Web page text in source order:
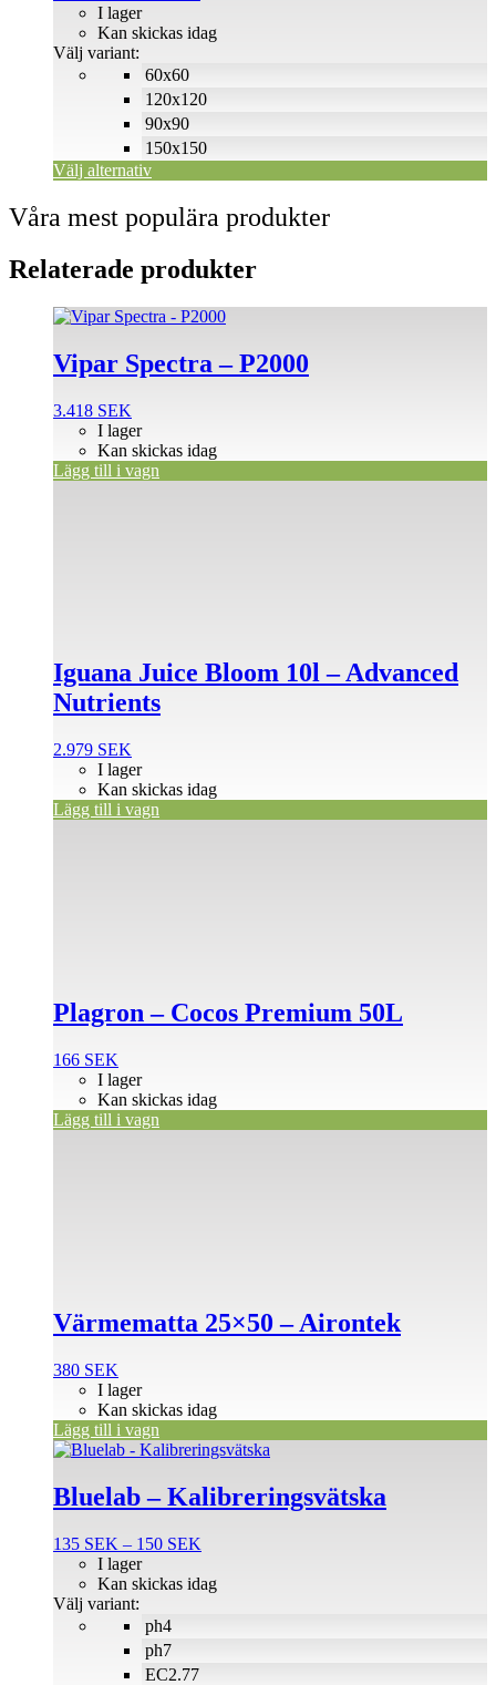
till
60x60
120x120
90x90
150x150
I lager
Kan skickas idag
Välj variant:
Välj alternativ
olika
alternativen
Våra mest populära produkter
Relaterade produkter
Vipar Spectra – P2000
3.418 SEK
I lager
Kan skickas idag
Lägg till i vagn
Iguana Juice Bloom 10l – Advanced
Nutrients
2.979 SEK
I lager
Kan skickas idag
Lägg till i vagn
Plagron – Cocos Premium 50L
166 SEK
I lager
Kan skickas idag
Lägg till i vagn
Värmematta 25×50 – Airontek
380 SEK
I lager
Kan skickas idag
Lägg till i vagn
Bluelab – Kalibreringsvätska
135 SEK – 150 SEK
till
ph4
ph7
EC2.77
I lager
Kan skickas idag
Välj variant:
Den
produkten
har
varianter.
olika
alternativen